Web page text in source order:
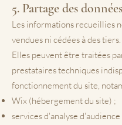
5. Partage des données
Les informations recueillies
vendues ni cédées à des tiers.
Elles peuvent être traitées
prestataires techniques
fonctionnement du site,
Wix (hébergement du site) ;
services d'analyse d'audience